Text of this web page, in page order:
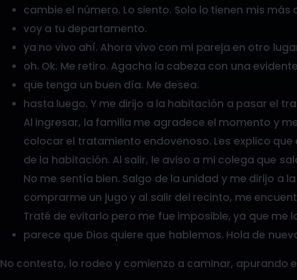
cambie el número. Lo siento. Solo lo tienen mis más
voy a tu departamento.
ya no vivo ahí. Ahora vivo con mi pareja en otro
oh. Ok. Me retiro. Agacha la cabeza con una
que tenga un buen día. Me desea.
hasta luego. Y me dirijo a la habitación a pasar el
Al ingresar, la familia me agradece el momento y
colocar el tratamiento endovenoso. Les explico
de la habitación. Al salir, le aviso a mi colega que
No me sentía bien. Salgo de la unidad y me dirijo a
comprarme un jugo y al salir del recinto, me
Traté de evitarlo pero me fue imposible, ya que me
parece que Dios quiere que hablemos. Hola de
No contesto, lo rodeo y comienzo a caminar, apurando